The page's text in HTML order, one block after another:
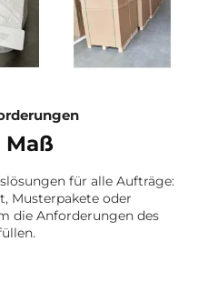
für alle Aufträge:
Musterpakete oder
die Anforderungen des